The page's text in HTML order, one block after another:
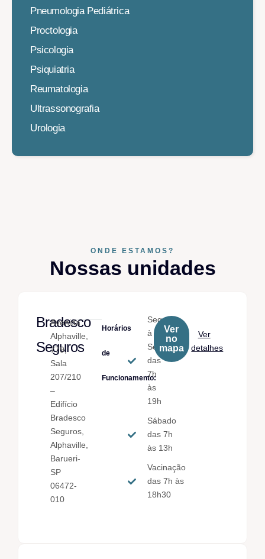
Pneumologia Pediátrica
Proctologia
Psicologia
Psiquiatria
Reumatologia
Ultrassonografia
Urologia
ONDE ESTAMOS?
Nossas unidades
Bradesco
Seguros
Avenida
Alphaville,
779,
Sala
207/210
–
Edifício
Bradesco
Seguros,
Alphaville,
Barueri-
SP
06472-
010
Horários
de
Funcionamento:
Seg.
à
Sex.
das
7h
às
19h
Sábado
das 7h
às 13h
Vacinação
das 7h às
18h30
Ver
no
mapa
Ver
detalhes